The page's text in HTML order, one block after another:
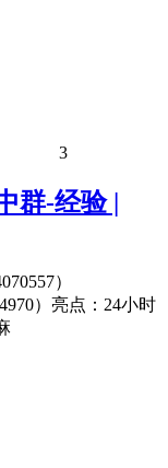
3
群-经验 |
）
）亮点：24小时